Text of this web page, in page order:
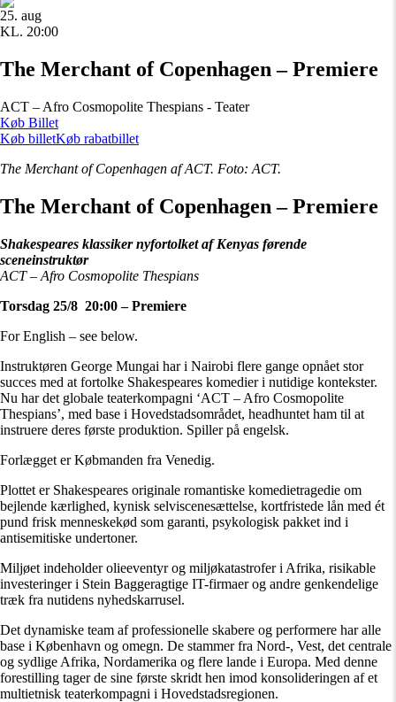
25. aug
KL. 20:00
The Merchant of Copenhagen – Premiere
ACT – Afro Cosmopolite Thespians - Teater
Køb Billet
Køb billetKøb rabatbillet
The Merchant of Copenhagen af ACT. Foto: ACT.
The Merchant of Copenhagen – Premiere
Shakespeares klassiker nyfortolket af Kenyas førende
sceneinstruktør
ACT – Afro Cosmopolite Thespians
Torsdag 25/8 20:00 – Premiere
For English – see below.
Instruktøren George Mungai har i Nairobi flere gange opnået stor
succes med at fortolke Shakespeares komedier i nutidige kontekster.
Nu har det globale teaterkompagni ‘ACT – Afro Cosmopolite
Thespians’, med base i Hovedstadsområdet, headhuntet ham til at
instruere deres første produktion. Spiller på engelsk.
Forlægget er Købmanden fra Venedig.
Plottet er Shakespeares originale romantiske komedietragedie om
bejlende kærlighed, kynisk selviscenesættelse, kortfristede lån med ét
pund frisk menneskekød som garanti, psykologisk pakket ind i
antisemitiske undertoner.
Miljøet indeholder olieeventyr og miljøkatastrofer i Afrika, risikable
investeringer i Stein Baggeragtige IT-firmaer og andre genkendelige
træk fra nutidens nyhedskarrusel.
Det dynamiske team af professionelle skabere og performere har alle
base i København og omegn. De stammer fra Nord-, Vest, det centrale
og sydlige Afrika, Nordamerika og flere lande i Europa. Med denne
forestilling tager de sine første skridt hen imod konsolideringen af et
multietnisk teaterkompagni i Hovedstadsregionen.